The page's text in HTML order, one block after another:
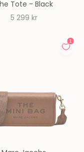
Tote - Black
REA-pris
5 299 kr